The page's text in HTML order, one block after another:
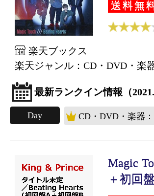
送料無
楽天ブックス
楽天ジャンル：CD・DVD・楽
最新ランクイン情報（
Day CD・DVD・楽器
Magic
＋初回